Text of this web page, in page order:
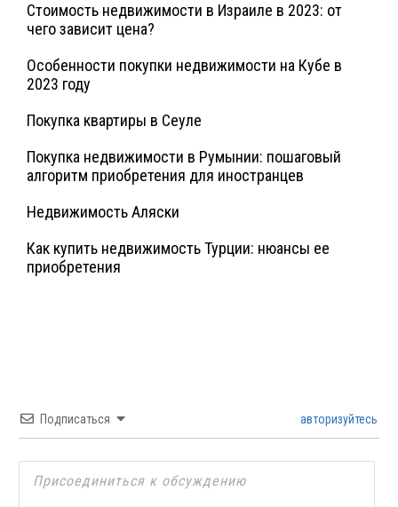
Стоимость недвижимости в Израиле в 2023: от
чего зависит цена?
Особенности покупки недвижимости на Кубе в
2023 году
Покупка квартиры в Сеуле
Покупка недвижимости в Румынии: пошаговый
алгоритм приобретения для иностранцев
Недвижимость Аляски
Как купить недвижимость Турции: нюансы ее
приобретения
Подписаться авторизуйтесь